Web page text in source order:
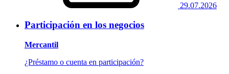
29.07.2026
Participación en los negocios
Mercantil
¿Préstamo o cuenta en participación?